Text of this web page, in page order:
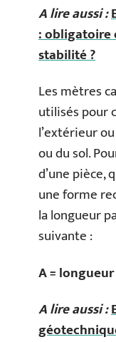
A lire aussi :
:
stabilité ?
Les mètres
utilisés pour
l’extérieur
ou du sol.
d’une pièce,
une forme
la longueur
suivante :
A =
A lire aussi :